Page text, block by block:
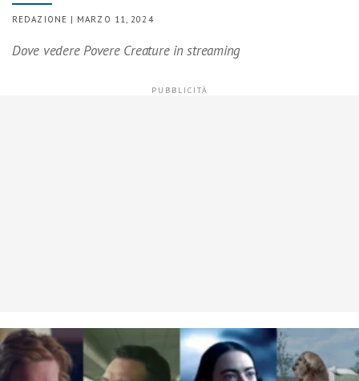
REDAZIONE | MARZO 11, 2024
Dove vedere Povere Creature in streaming